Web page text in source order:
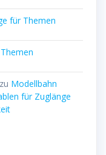
für Themen
zu Modellbahn
für Zuglänge